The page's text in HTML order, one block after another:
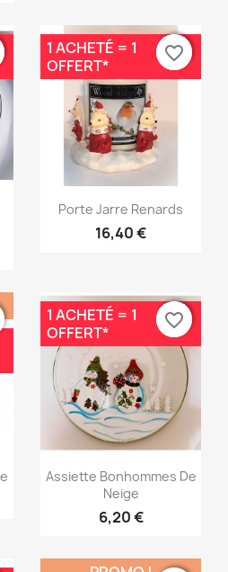
Aperçu rapide
Porte Jarre Renards
16,40 €
1 ACHETÉ = 1
OFFERT*
favorite_border
favorite_border
Aperçu rapide
Assiette Bonhommes De
Neige
6,20 €
1 ACHETÉ = 1
OFFERT*
favorite_border
favorite_border